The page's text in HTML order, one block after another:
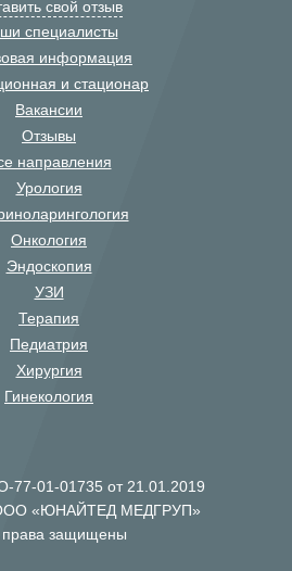
свой отзыв
специалисты
информация
и стационар
Вакансии
Отзывы
направления
Урология
Онкология
Эндоскопия
УЗИ
Терапия
Педиатрия
Хирургия
Гинекология
77-01-01735 от 21.01.2019
«ЮНАЙТЕД МЕДГРУП»
права защищены